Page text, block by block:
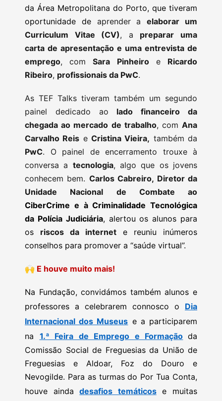
da Área Metropolitana do Porto, que tiveram
oportunidade de aprender aelaborar um
Curriculum Vitae (CV), a preparar uma
carta de apresentação e uma entrevista de
emprego, comSara Pinheiroe Ricardo
Ribeiro, profissionais da PwC.
As TEF Talks tiveram também um segundo
painel dedicado ao lado financeiro da
chegada ao mercado de trabalho, comAna
Carvalho Reis eCristina Vieira, também da
PwC. O painel de encerramento trouxe à
conversa a tecnologia, algo que os jovens
conhecem bem. Carlos Cabreiro, Diretor da
Unidade Nacional de Combate ao
CiberCrime e à Criminalidade Tecnológica
da Polícia Judiciária, alertou os alunos para
os riscos da internet
e reuniu inúmeros
conselhos para promover a “saúde virtual”.
🙌 E houve muito mais!
Na Fundação, convidámos também alunos e
professores a celebrarem connosco o Dia
Internacional dos Museus e a participarem
na 1.ª Feira de Emprego e Formação da
Comissão Social de Freguesias da União de
Freguesias e Aldoar, Foz do Douro e
Nevogilde. Para as turmas do Por Tua Conta,
houve aindadesafios temáticose muitas